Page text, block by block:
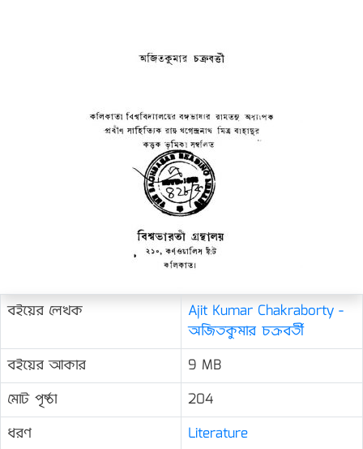
বইয়ের লেখক
Ajit Kumar Chakraborty -
অজিতকুমার চক্রবর্তী
বইয়ের আকার
9 MB
মোট পৃষ্ঠা
204
ধরণ
Literature